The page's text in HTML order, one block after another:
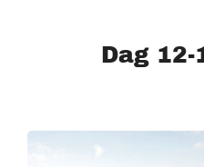
Dag